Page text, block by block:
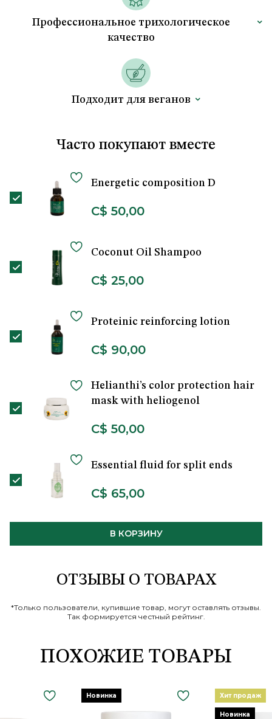
Профессиональное трихологическое
качество
Подходит для веганов
Часто покупают вместе
Energetic composition D
C$ 50,00
Coconut Oil Shampoo
C$ 25,00
Proteinic reinforcing lotion
C$ 90,00
Helianthi’s color protection hair
mask with heliogenol
C$ 50,00
Essential fluid for split ends
C$ 65,00
В КОРЗИНУ
ОТЗЫВЫ О ТОВАРАХ
*Только пользователи, купившие товар, могут оставлять отзывы.
Так формируется честный рейтинг.
ПОХОЖИЕ ТОВАРЫ
Новинка Хит продаж
Новинка